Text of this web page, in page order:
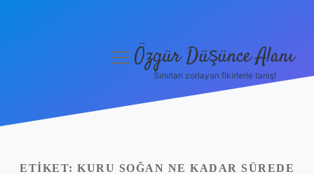
Yasal Uyarı
menüyüÖzgür Düşünce Alanı
Sınırları zorlayan fikirlerle tanış!
ETIKET: KURU SOĞAN NE KADAR SÜREDE